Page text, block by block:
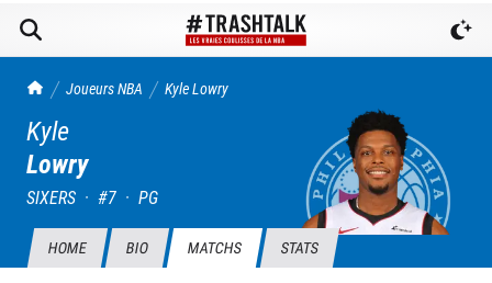
TrashTalk Actu NBA
Joueurs NBA KyleLowry
Kyle
Lowry
SIXERS · #7 · PG
HOME BIO MATCHS STATS